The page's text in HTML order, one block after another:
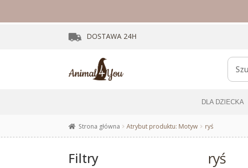
DOSTAWA 24H
DLA DZIECKA
Strona główna Atrybut produktu: Motyw ryś
ryś
Filtry